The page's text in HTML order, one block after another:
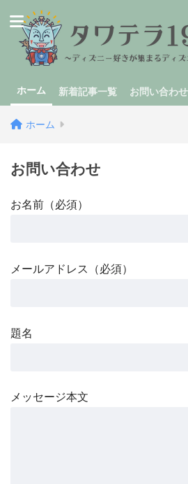
ホーム 新着記事一覧 お問い合わせ
ホーム
お問い合わせ
お名前（必須）
メールアドレス（必須）
題名
メッセージ本文